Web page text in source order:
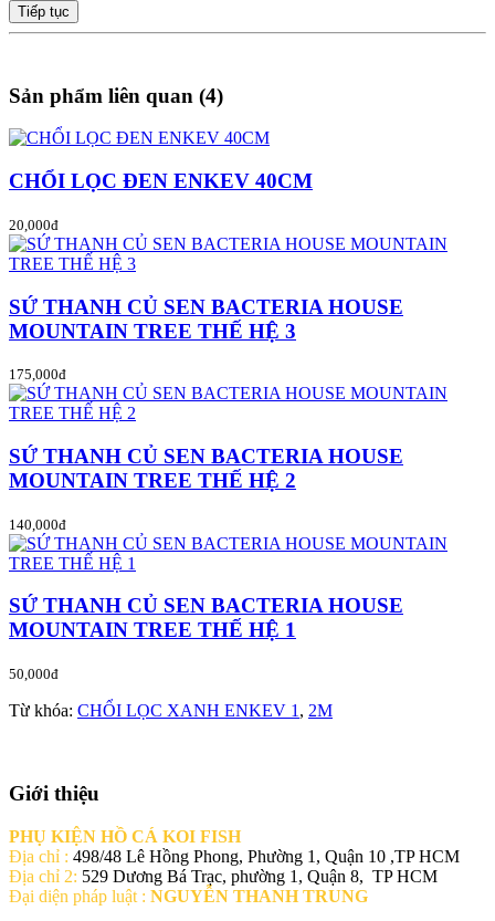
Tiếp tục
Sản phẩm liên quan (4)
CHỔI LỌC ĐEN ENKEV 40CM
20,000đ
SỨ THANH CỦ SEN BACTERIA HOUSE
MOUNTAIN TREE THẾ HỆ 3
175,000đ
SỨ THANH CỦ SEN BACTERIA HOUSE
MOUNTAIN TREE THẾ HỆ 2
140,000đ
SỨ THANH CỦ SEN BACTERIA HOUSE
MOUNTAIN TREE THẾ HỆ 1
50,000đ
Từ khóa: CHỔI LỌC XANH ENKEV 1 , 2M
Giới thiệu
PHỤ KIỆN HỒ CÁ KOI FISH
Địa chỉ : 498/48 Lê Hồng Phong, Phường 1, Quận 10 ,TP HCM
Địa chỉ 2: 529 Dương Bá Trạc, phường 1, Quận 8, TP HCM
Đại diện pháp luật : NGUYỄN THANH TRUNG